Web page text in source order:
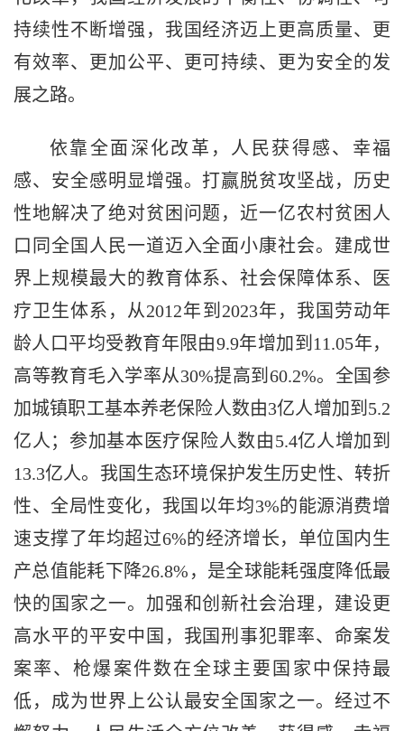
持续性不断增强，我国经济迈上更高质量、更
有效率、更加公平、更可持续、更为安全的发
展之路。
依靠全面深化改革，人民获得感、幸福
感、安全感明显增强。打赢脱贫攻坚战，历史
性地解决了绝对贫困问题，近一亿农村贫困人
口同全国人民一道迈入全面小康社会。建成世
界上规模最大的教育体系、社会保障体系、医
疗卫生体系，从2012年到2023年，我国劳动年
龄人口平均受教育年限由9.9年增加到11.05年，
高等教育毛入学率从30%提高到60.2%。全国参
加城镇职工基本养老保险人数由3亿人增加到5.2
亿人；参加基本医疗保险人数由5.4亿人增加到
13.3亿人。我国生态环境保护发生历史性、转折
性、全局性变化，我国以年均3%的能源消费增
速支撑了年均超过6%的经济增长，单位国内生
产总值能耗下降26.8%，是全球能耗强度降低最
快的国家之一。加强和创新社会治理，建设更
高水平的平安中国，我国刑事犯罪率、命案发
案率、枪爆案件数在全球主要国家中保持最
低，成为世界上公认最安全国家之一。经过不